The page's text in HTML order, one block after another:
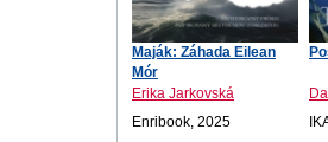
Maják: Záhada Eilean
Mór
Erika Jarkovská
Enribook, 2025